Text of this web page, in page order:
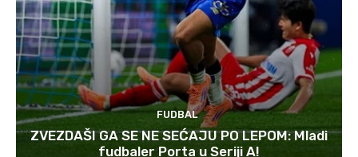
FUDBAL
ZVEZDAŠI GA SE NE SEĆAJU PO LEPOM: Mladi
fudbaler Porta u Seriji A!